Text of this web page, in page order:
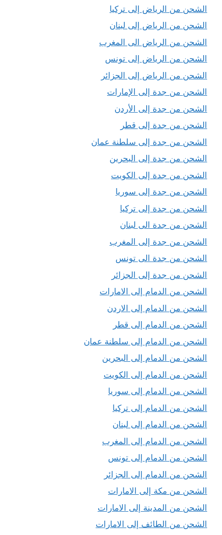
الشحن من الرياض إلى تركيا
الشحن من الرياض إلى لبنان
الشحن من الرياض الى المغرب
الشحن من الرياض إلى تونس
الشحن من الرياض إلى الجزائر
الشحن من جدة إلى الإمارات
الشحن من جدة إلى الأردن
الشحن من جدة إلى قطر
الشحن من جدة إلى سلطنة عمان
الشحن من جدة إلى البحرين
الشحن من جدة إلى الكويت
الشحن من جدة إلى سوريا
الشحن من جدة إلى تركيا
الشحن من جدة الى لبنان
الشحن من جدة إلى المغرب
الشحن من جدة الى تونس
الشحن من جدة إلى الجزائر
الشحن من الدمام إلى الامارات
الشحن من الدمام إلى الاردن
الشحن من الدمام إلى قطر
الشحن من الدمام إلى سلطنة عمان
الشحن من الدمام إلى البحرين
الشحن من الدمام إلى الكويت
الشحن من الدمام إلى سوريا
الشحن من الدمام إلى تركيا
الشحن من الدمام إلى لبنان
الشحن من الدمام إلى المغرب
الشحن من الدمام إلى تونس
الشحن من الدمام إلى الجزائر
الشحن من مكة إلى الامارات
الشحن من المدينة إلى الامارات
الشحن من الطائف إلى الامارات